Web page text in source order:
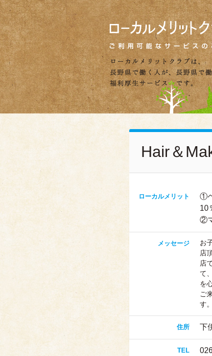
Hair＆
ローカルメリット
①
10
②
メッセージ
お
店
店
て
を
ご
す。
住所 下
TEL